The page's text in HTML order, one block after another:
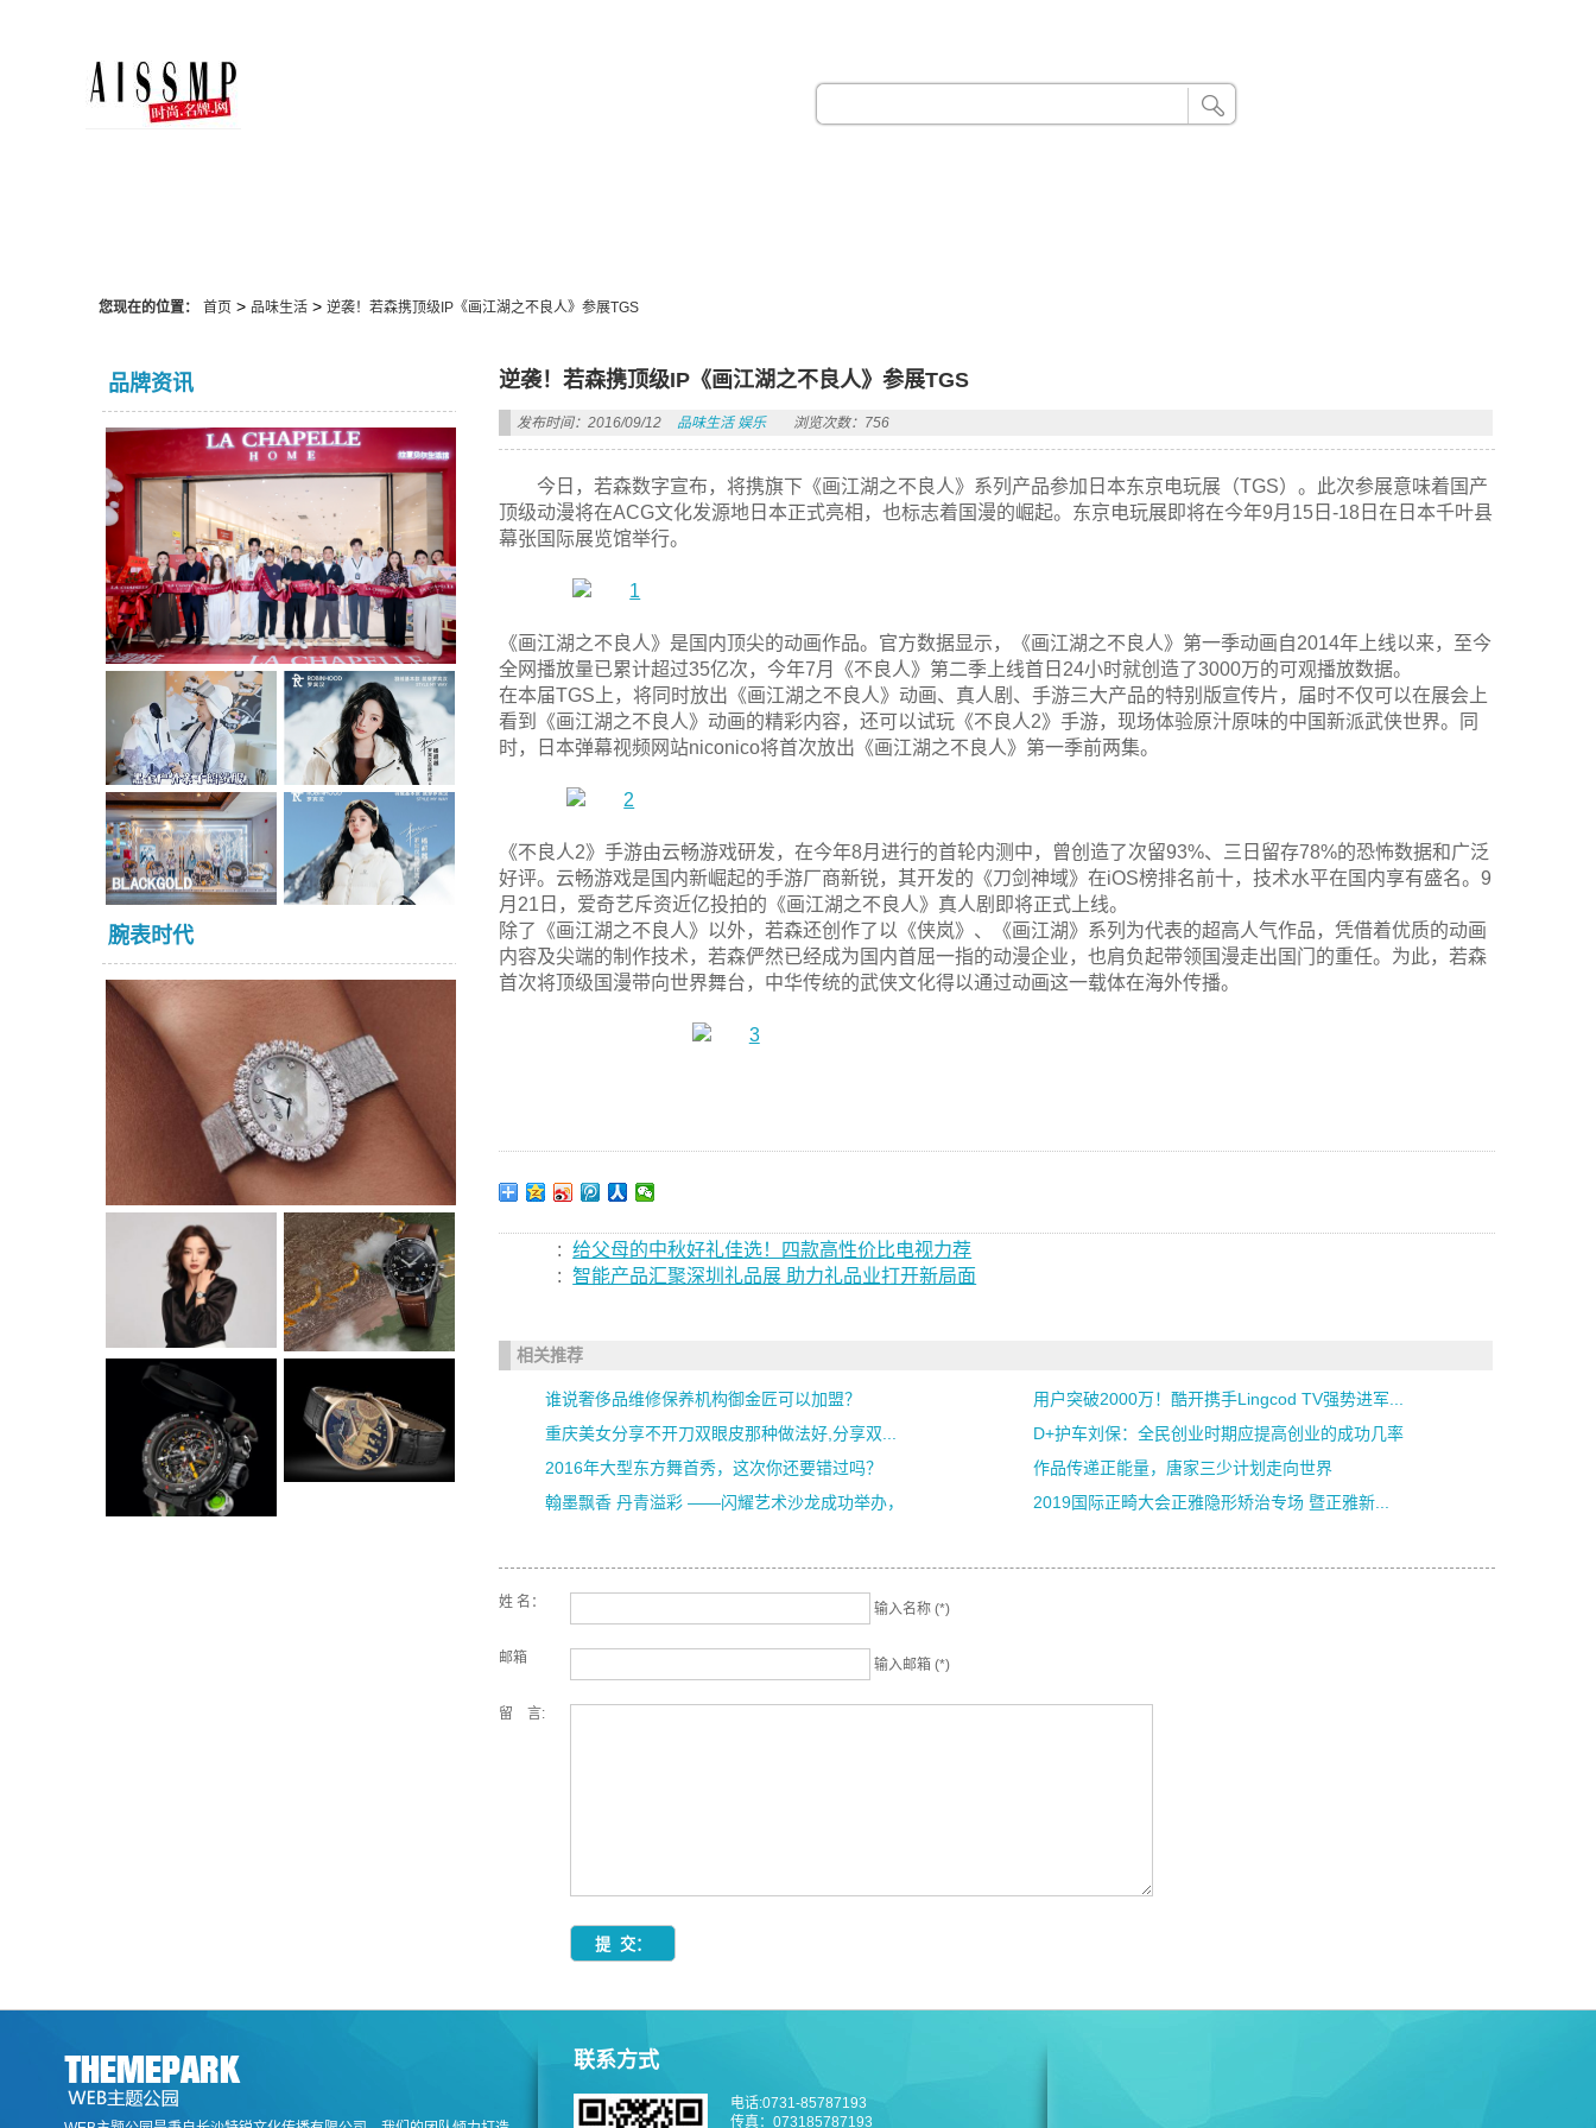
您现在的位置： 首页> 品味生活> 逆袭！若森携顶级IP《画江湖之不良人》参展TGS
品牌资讯
腕表时代
逆袭！若森携顶级IP《画江湖之不良人》参展TGS
发布时间：2016/09/12 品味生活 娱乐 浏览次数：756
今日，若森数字宣布，将携旗下《画江湖之不良人》系列产品参加日本东京电玩展（TGS）。此次参展意味着国产
顶级动漫将在ACG文化发源地日本正式亮相，也标志着国漫的崛起。东京电玩展即将在今年9月15日-18日在日本千叶县
幕张国际展览馆举行。
《画江湖之不良人》是国内顶尖的动画作品。官方数据显示，《画江湖之不良人》第一季动画自2014年上线以来，至今
全网播放量已累计超过35亿次，今年7月《不良人》第二季上线首日24小时就创造了3000万的可观播放数据。
在本届TGS上，将同时放出《画江湖之不良人》动画、真人剧、手游三大产品的特别版宣传片，届时不仅可以在展会上
看到《画江湖之不良人》动画的精彩内容，还可以试玩《不良人2》手游，现场体验原汁原味的中国新派武侠世界。同
时，日本弹幕视频网站niconico将首次放出《画江湖之不良人》第一季前两集。
《不良人2》手游由云畅游戏研发，在今年8月进行的首轮内测中，曾创造了次留93%、三日留存78%的恐怖数据和广泛
好评。云畅游戏是国内新崛起的手游厂商新锐，其开发的《刀剑神域》在iOS榜排名前十，技术水平在国内享有盛名。9
月21日，爱奇艺斥资近亿投拍的《画江湖之不良人》真人剧即将正式上线。
除了《画江湖之不良人》以外，若森还创作了以《侠岚》、《画江湖》系列为代表的超高人气作品，凭借着优质的动画
内容及尖端的制作技术，若森俨然已经成为国内首屈一指的动漫企业，也肩负起带领国漫走出国门的重任。为此，若森
首次将顶级国漫带向世界舞台，中华传统的武侠文化得以通过动画这一载体在海外传播。
:
给父母的中秋好礼佳选！四款高性价比电视力荐
:
智能产品汇聚深圳礼品展 助力礼品业打开新局面
相关推荐
谁说奢侈品维修保养机构御金匠可以加盟？
用户突破2000万！酷开携手Lingcod TV强势进军...
重庆美女分享不开刀双眼皮那种做法好,分享双...
D+护车刘保：全民创业时期应提高创业的成功几率
2016年大型东方舞首秀，这次你还要错过吗？
作品传递正能量，唐家三少计划走向世界
翰墨飘香 丹青溢彩 ——闪耀艺术沙龙成功举办，
2019国际正畸大会正雅隐形矫治专场 暨正雅新...
姓 名： 输入名称 (*)
邮箱 输入邮箱 (*)
留 言:
联系方式
电话:0731-85787193
传真：073185787193